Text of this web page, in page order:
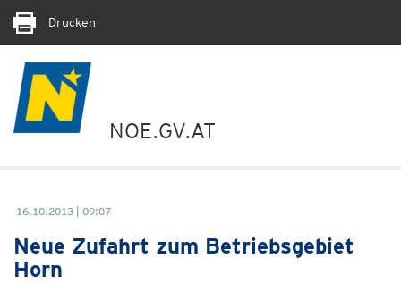
Drucken
NOE.GV.AT
16.10.2013 | 09:07
Neue Zufahrt zum Betriebsgebiet
Horn